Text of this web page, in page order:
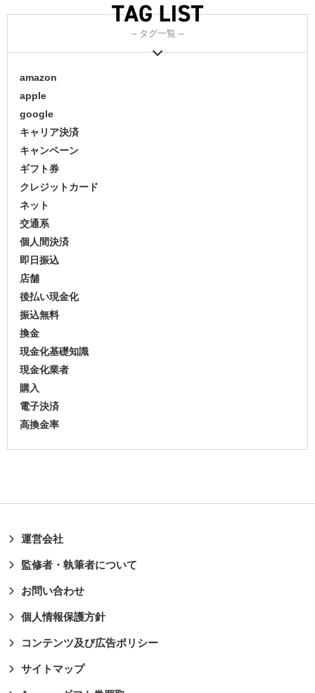
– タグ一覧 –
amazon
apple
google
キャリア決済
キャンペーン
ギフト券
クレジットカード
ネット
交通系
個人間決済
即日振込
店舗
後払い現金化
振込無料
換金
現金化基礎知識
現金化業者
購入
電子決済
高換金率
運営会社
監修者・執筆者について
お問い合わせ
個人情報保護方針
コンテンツ及び広告ポリシー
サイトマップ